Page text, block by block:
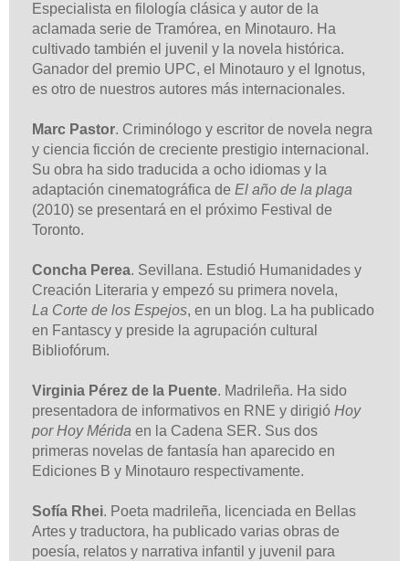
Especialista en filología clásica y autor de la
aclamada serie de Tramórea, en Minotauro. Ha
cultivado también el juvenil y la novela histórica.
Ganador del premio UPC, el Minotauro y el Ignotus,
es otro de nuestros autores más internacionales.
Marc Pastor. Criminólogo y escritor de novela negra
y ciencia ficción de creciente prestigio internacional.
Su obra ha sido traducida a ocho idiomas y la
adaptación cinematográfica de El año de la plaga
(2010) se presentará en el próximo Festival de
Toronto.
Concha Perea. Sevillana. Estudió Humanidades y
Creación Literaria y empezó su primera novela,
La Corte de los Espejos, en un blog. La ha publicado
en Fantascy y preside la agrupación cultural
Bibliofórum.
Virginia Pérez de la Puente. Madrileña. Ha sido
presentadora de informativos en RNE y dirigió Hoy
por Hoy Mérida en la Cadena SER. Sus dos
primeras novelas de fantasía han aparecido en
Ediciones B y Minotauro respectivamente.
Sofía Rhei. Poeta madrileña, licenciada en Bellas
Artes y traductora, ha publicado varias obras de
poesía, relatos y narrativa infantil y juvenil para